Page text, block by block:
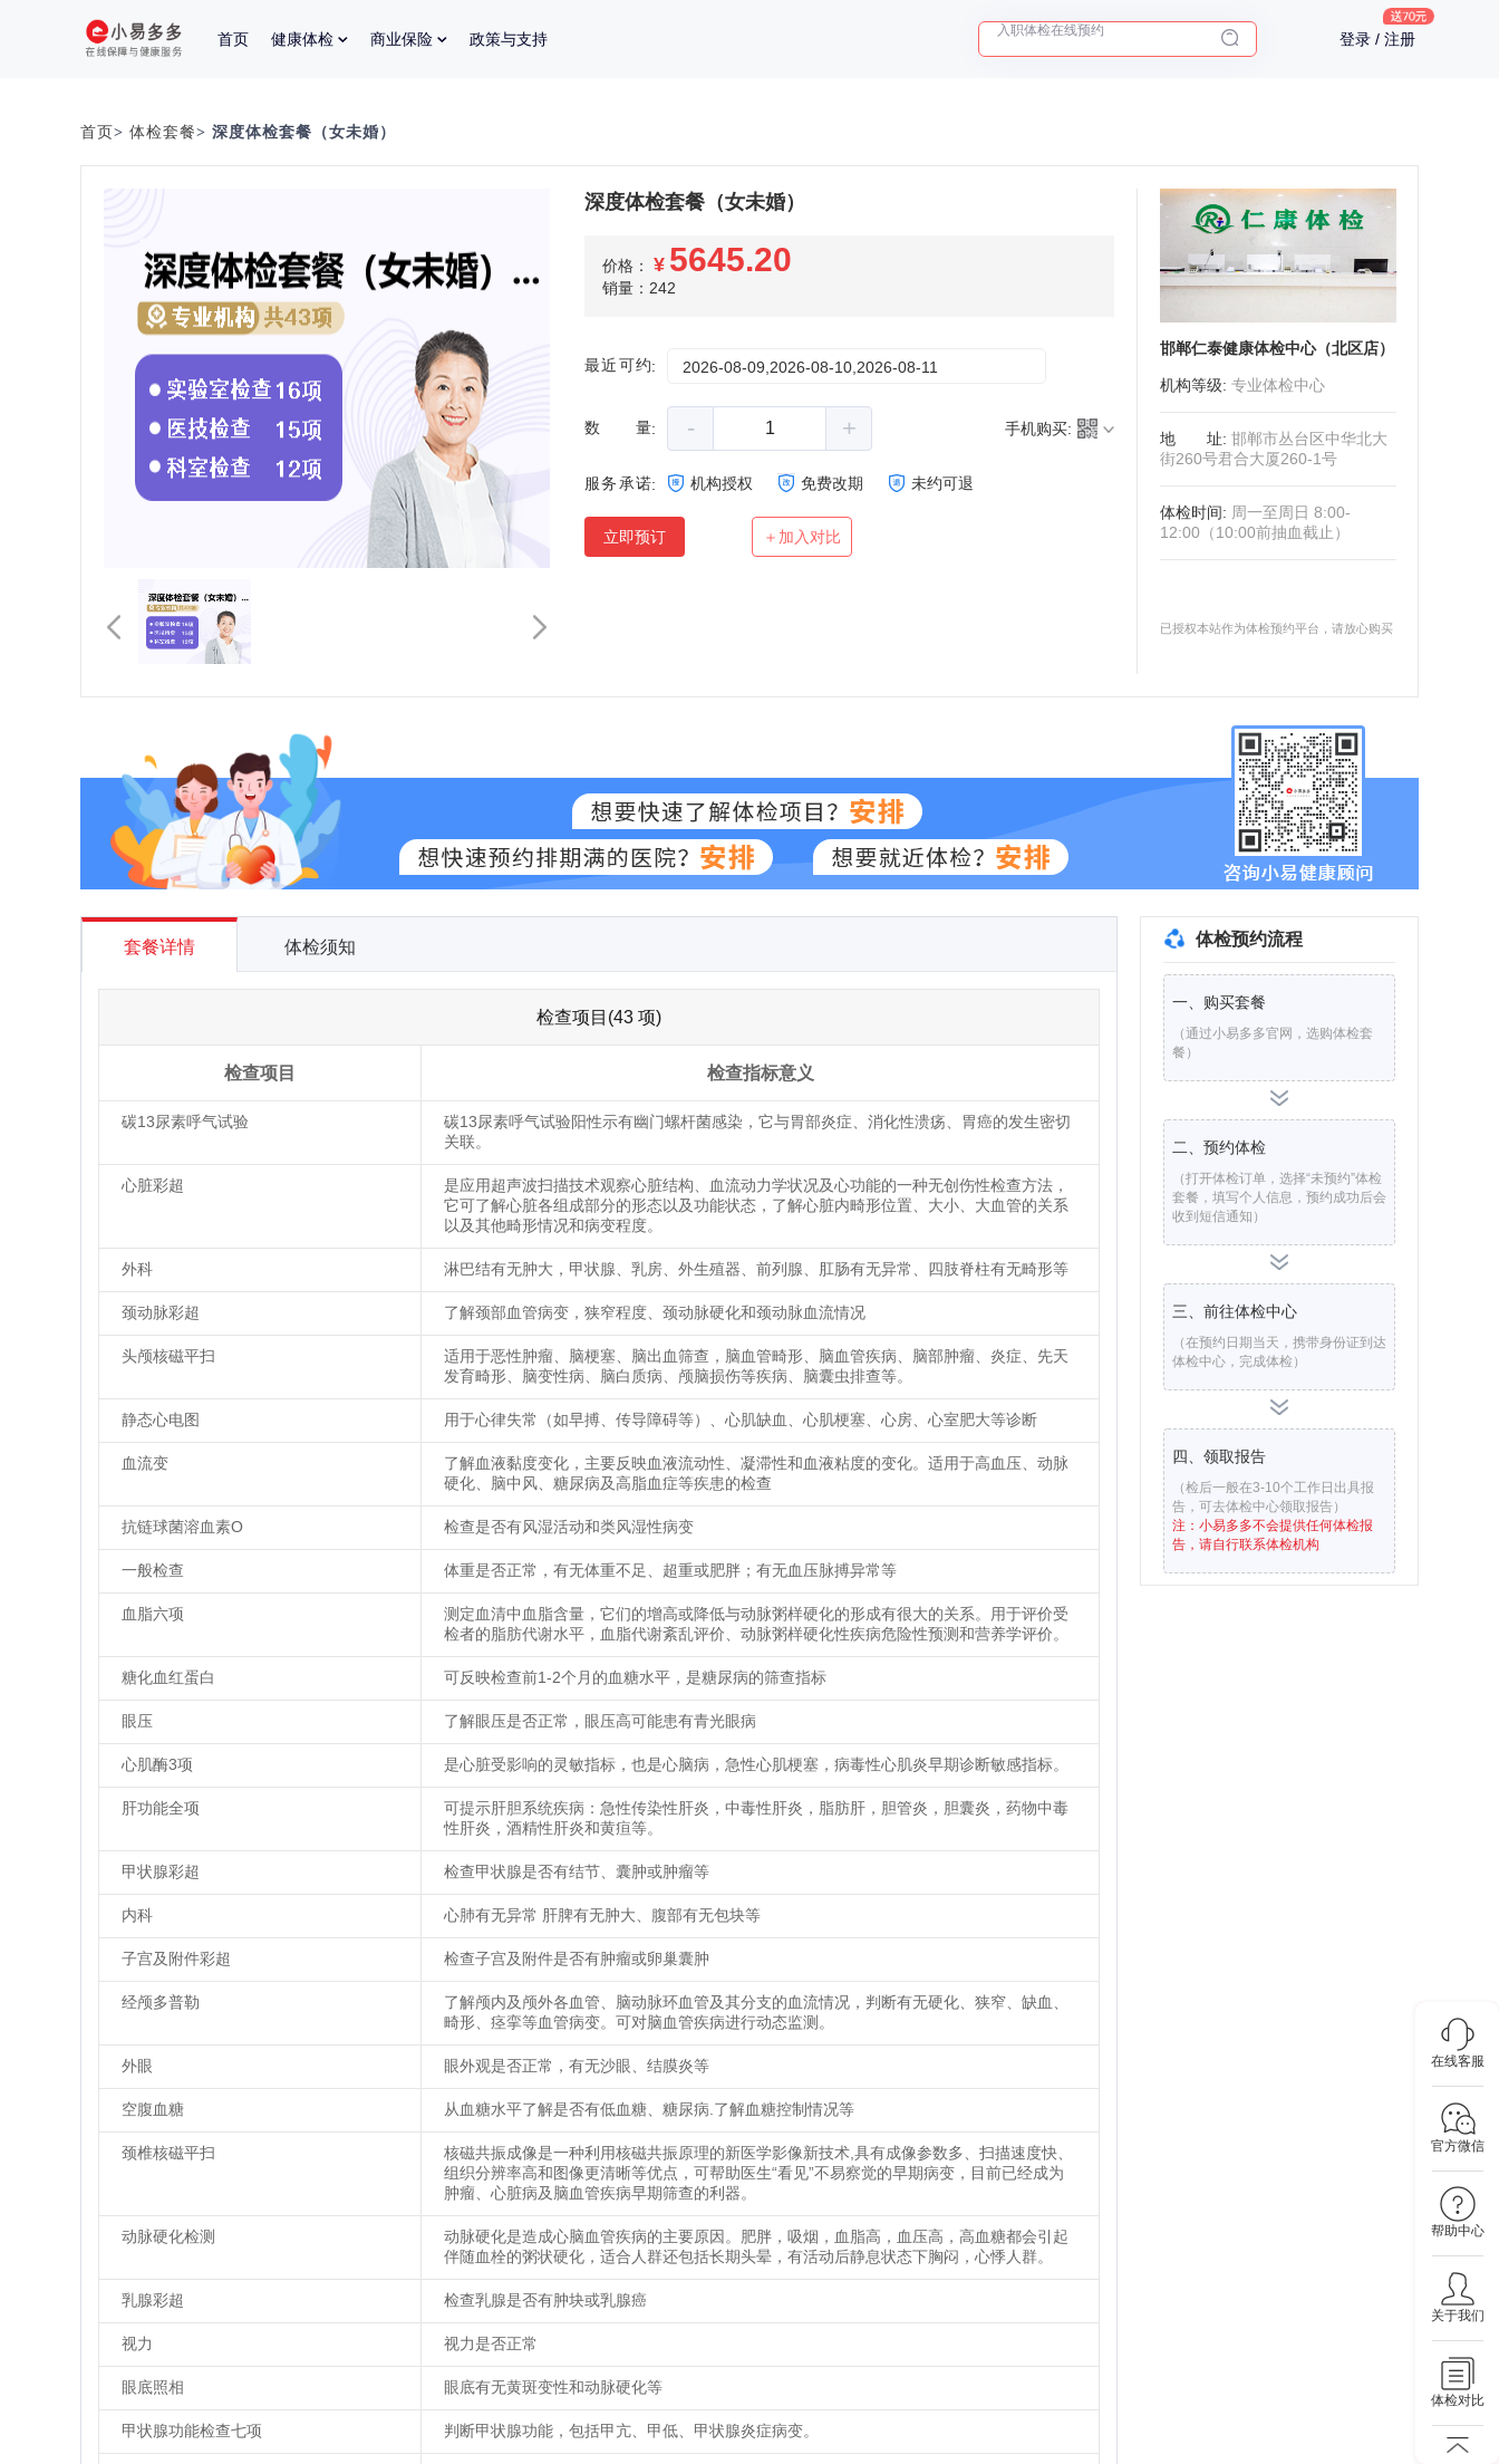
首页 健康体检 商业保险 政策与支持 2025年了，给父母预约体检 登录 / 注册
在线客服
官方微信
帮助中心
关于我们
体检对比
首页> 体检套餐> 深度体检套餐（女未婚）
深度体检套餐（女未婚）
价格： ¥ 5645.20
销量：242
最近可约: 2026-08-09,2026-08-10,2026-08-11
数量: - + 手机购买:
服务承诺: 机构授权 免费改期 未约可退
立即预订 ＋加入对比
邯郸仁泰健康体检中心（北区店）
机构等级: 专业体检中心
地址: 邯郸市丛台区中华北大
街260号君合大厦260-1号
体检时间: 周一至周日 8:00-
12:00（10:00前抽血截止）
已授权本站作为体检预约平台，请放心购买
套餐详情 体检须知
检查项目(43 项)
检查项目 检查指标意义
碳13尿素呼气试验
碳13尿素呼气试验阳性示有幽门螺杆菌感染，它与胃部炎症、消化性溃疡、胃癌的发生密切
关联。
心脏彩超
是应用超声波扫描技术观察心脏结构、血流动力学状况及心功能的一种无创伤性检查方法，
它可了解心脏各组成部分的形态以及功能状态，了解心脏内畸形位置、大小、大血管的关系
以及其他畸形情况和病变程度。
外科 淋巴结有无肿大，甲状腺、乳房、外生殖器、前列腺、肛肠有无异常、四肢脊柱有无畸形等
颈动脉彩超 了解颈部血管病变，狭窄程度、颈动脉硬化和颈动脉血流情况
头颅核磁平扫
适用于恶性肿瘤、脑梗塞、脑出血筛查，脑血管畸形、脑血管疾病、脑部肿瘤、炎症、先天
发育畸形、脑变性病、脑白质病、颅脑损伤等疾病、脑囊虫排查等。
静态心电图 用于心律失常（如早搏、传导障碍等）、心肌缺血、心肌梗塞、心房、心室肥大等诊断
血流变
了解血液黏度变化，主要反映血液流动性、凝滞性和血液粘度的变化。适用于高血压、动脉
硬化、脑中风、糖尿病及高脂血症等疾患的检查
抗链球菌溶血素O 检查是否有风湿活动和类风湿性病变
一般检查 体重是否正常，有无体重不足、超重或肥胖；有无血压脉搏异常等
血脂六项
测定血清中血脂含量，它们的增高或降低与动脉粥样硬化的形成有很大的关系。用于评价受
检者的脂肪代谢水平，血脂代谢紊乱评价、动脉粥样硬化性疾病危险性预测和营养学评价。
糖化血红蛋白 可反映检查前1-2个月的血糖水平，是糖尿病的筛查指标
眼压 了解眼压是否正常，眼压高可能患有青光眼病
心肌酶3项 是心脏受影响的灵敏指标，也是心脑病，急性心肌梗塞，病毒性心肌炎早期诊断敏感指标。
肝功能全项
可提示肝胆系统疾病：急性传染性肝炎，中毒性肝炎，脂肪肝，胆管炎，胆囊炎，药物中毒
性肝炎，酒精性肝炎和黄疸等。
甲状腺彩超 检查甲状腺是否有结节、囊肿或肿瘤等
内科 心肺有无异常 肝脾有无肿大、腹部有无包块等
子宫及附件彩超 检查子宫及附件是否有肿瘤或卵巢囊肿
经颅多普勒
了解颅内及颅外各血管、脑动脉环血管及其分支的血流情况，判断有无硬化、狭窄、缺血、
畸形、痉挛等血管病变。可对脑血管疾病进行动态监测。
外眼 眼外观是否正常，有无沙眼、结膜炎等
空腹血糖 从血糖水平了解是否有低血糖、糖尿病.了解血糖控制情况等
颈椎核磁平扫
核磁共振成像是一种利用核磁共振原理的新医学影像新技术,具有成像参数多、扫描速度快、
组织分辨率高和图像更清晰等优点，可帮助医生“看见”不易察觉的早期病变，目前已经成为
肿瘤、心脏病及脑血管疾病早期筛查的利器。
动脉硬化检测
动脉硬化是造成心脑血管疾病的主要原因。肥胖，吸烟，血脂高，血压高，高血糖都会引起
伴随血栓的粥状硬化，适合人群还包括长期头晕，有活动后静息状态下胸闷，心悸人群。
乳腺彩超 检查乳腺是否有肿块或乳腺癌
视力 视力是否正常
眼底照相 眼底有无黄斑变性和动脉硬化等
甲状腺功能检查七项 判断甲状腺功能，包括甲亢、甲低、甲状腺炎症病变。
体检预约流程
一、购买套餐
（通过小易多多官网，选购体检套
餐）
二、预约体检
（打开体检订单，选择“未预约”体检
套餐，填写个人信息，预约成功后会
收到短信通知）
三、前往体检中心
（在预约日期当天，携带身份证到达
体检中心，完成体检）
四、领取报告
（检后一般在3-10个工作日出具报
告，可去体检中心领取报告）
注：小易多多不会提供任何体检报
告，请自行联系体检机构